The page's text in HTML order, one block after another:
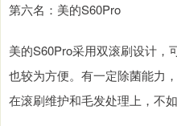
第六名：美的S60Pro
美的S60Pro采用双滚刷设计，
也较为方便。有一定除菌能力
在滚刷维护和毛发处理上，不